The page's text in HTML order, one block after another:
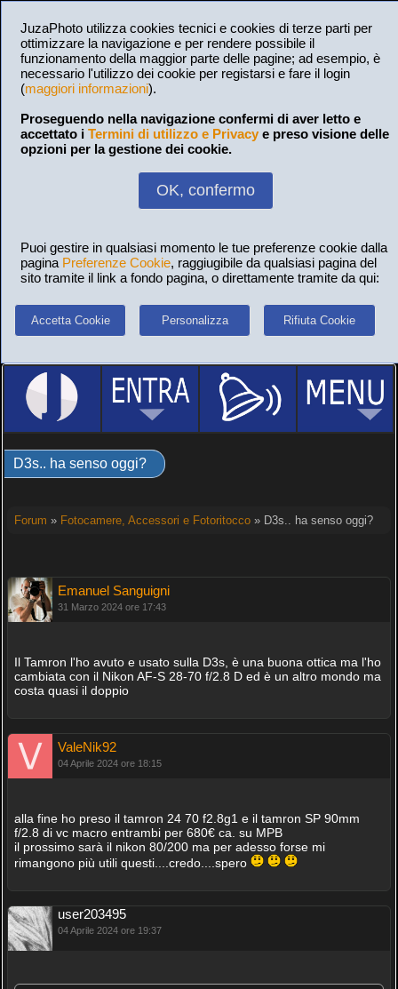
JuzaPhoto utilizza cookies tecnici e cookies di terze parti per
ottimizzare la navigazione e per rendere possibile il
funzionamento della maggior parte delle pagine; ad esempio, è
necessario l'utilizzo dei cookie per registarsi e fare il login
(maggiori informazioni).
Proseguendo nella navigazione confermi di aver letto e
accettato i Termini di utilizzo e Privacy e preso visione delle
opzioni per la gestione dei cookie.
OK, confermo
Puoi gestire in qualsiasi momento le tue preferenze cookie dalla
pagina Preferenze Cookie, raggiugibile da qualsiasi pagina del
sito tramite il link a fondo pagina, o direttamente tramite da qui:
Accetta Cookie Personalizza Rifiuta Cookie
D3s.. ha senso oggi?
Forum » Fotocamere, Accessori e Fotoritocco» D3s.. ha senso oggi?
Emanuel Sanguigni
31 Marzo 2024 ore 17:43
Il Tamron l'ho avuto e usato sulla D3s, è una buona ottica ma l'ho
cambiata con il Nikon AF-S 28-70 f/2.8 D ed è un altro mondo ma
costa quasi il doppio
ValeNik92
04 Aprile 2024 ore 18:15
alla fine ho preso il tamron 24 70 f2.8g1 e il tamron SP 90mm
f/2.8 di vc macro entrambi per 680€ ca. su MPB
il prossimo sarà il nikon 80/200 ma per adesso forse mi
rimangono più utili questi....credo....spero
user203495
04 Aprile 2024 ore 19:37